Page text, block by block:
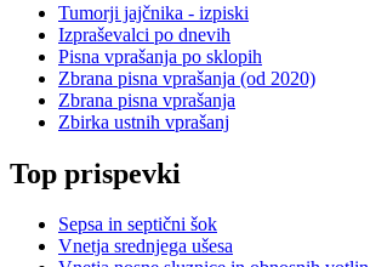
Tumorji jajčnika - izpiski
Izpraševalci po dnevih
Pisna vprašanja po sklopih
Zbrana pisna vprašanja (od 2020)
Zbrana pisna vprašanja
Zbirka ustnih vprašanj
Top prispevki
Sepsa in septični šok
Vnetja srednjega ušesa